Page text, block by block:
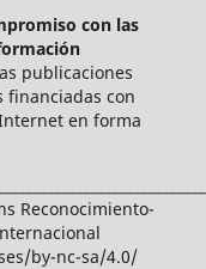
con las
publicaciones
financiadas con
en forma
Reconocimiento-
by-nc-sa/4.0/